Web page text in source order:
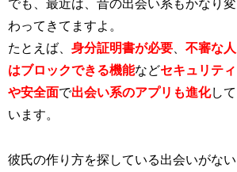
でも、最近は、昔の出会い系もかなり変
わってきてますよ。
たとえば、身分証明書が必要 、不審な人
はブロックできる機能などセキュリティ
や安全面で出会い系のアプリも進化して
います。
彼氏の作り方を探している出会いがない